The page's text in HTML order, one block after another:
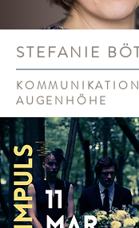
STEFANIE
AUGENHÖHE